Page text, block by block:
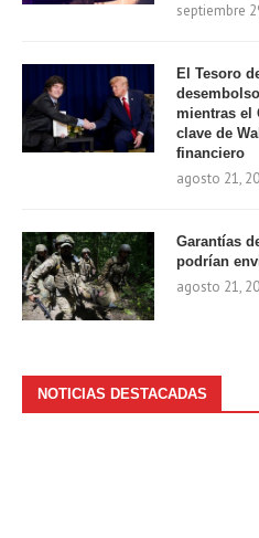
septiembre
El Tesoro
mientras el
clave de
financiero
agosto 21,
Garantías
podrían
agosto 21,
NOTICIAS DESTACADAS